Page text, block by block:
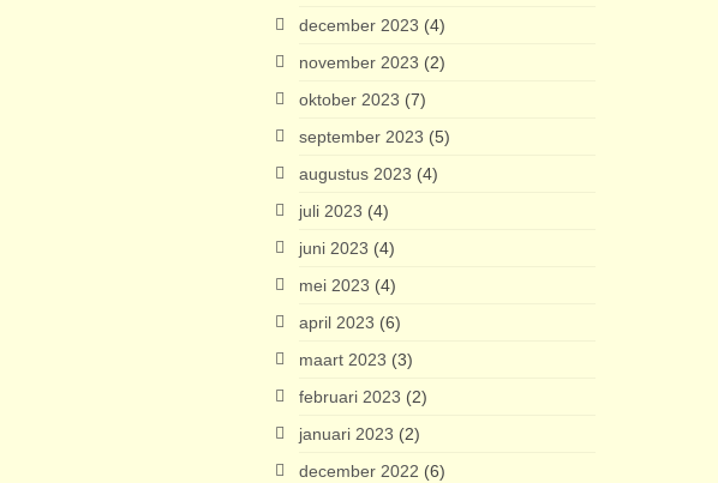
december 2023 (4)
november 2023 (2)
oktober 2023 (7)
september 2023 (5)
augustus 2023 (4)
juli 2023 (4)
juni 2023 (4)
mei 2023 (4)
april 2023 (6)
maart 2023 (3)
februari 2023 (2)
januari 2023 (2)
december 2022 (6)